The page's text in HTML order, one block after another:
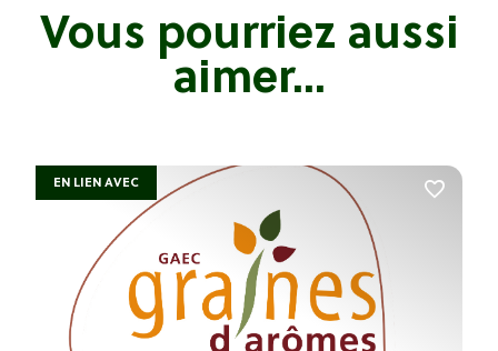
Vous pourriez aussi
aimer...
EN LIEN AVEC